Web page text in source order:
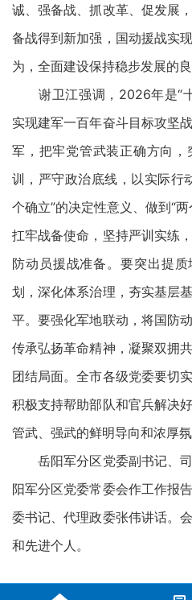
诚、强备战、抓改革、促发展
备战得到新加强，国动援战实
为，全面建设保持稳步发展的良
谢卫江强调，2026年是“
实现建军一百年奋斗目标攻坚
军，把牢党管武装正确方向
训，严守政治底线，以实际行
个确立”的决定性意义、做到“
扛牢战备使命，坚持严训实练
防动员援战准备。要突出提
划，深化体系治理，夯实基层
平。要强化军地联动，将国防
传承弘扬革命精神，凝聚双拥
团结局面。全市各级党委要切
积极支持帮助部队和官兵解决
管武、强武的鲜明导向和浓厚氛
岳阳军分区党委副书记、司
阳军分区党委常委会作工作报
委书记、代理政委张伟讲话。
和先进个人。